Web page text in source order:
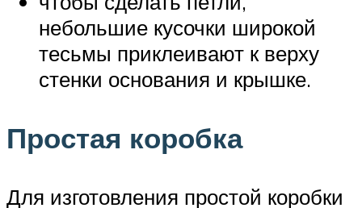
небольшие кусочки широкой
тесьмы приклеивают к верху
стенки основания и крышке.
Простая коробка
Для изготовления простой коробки